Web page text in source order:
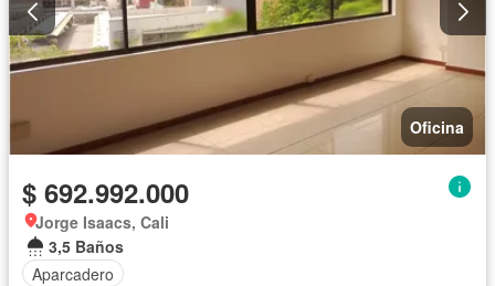
Oficina
$ 692.992.000
Jorge Isaacs, Cali
3,5 Baños
Aparcadero